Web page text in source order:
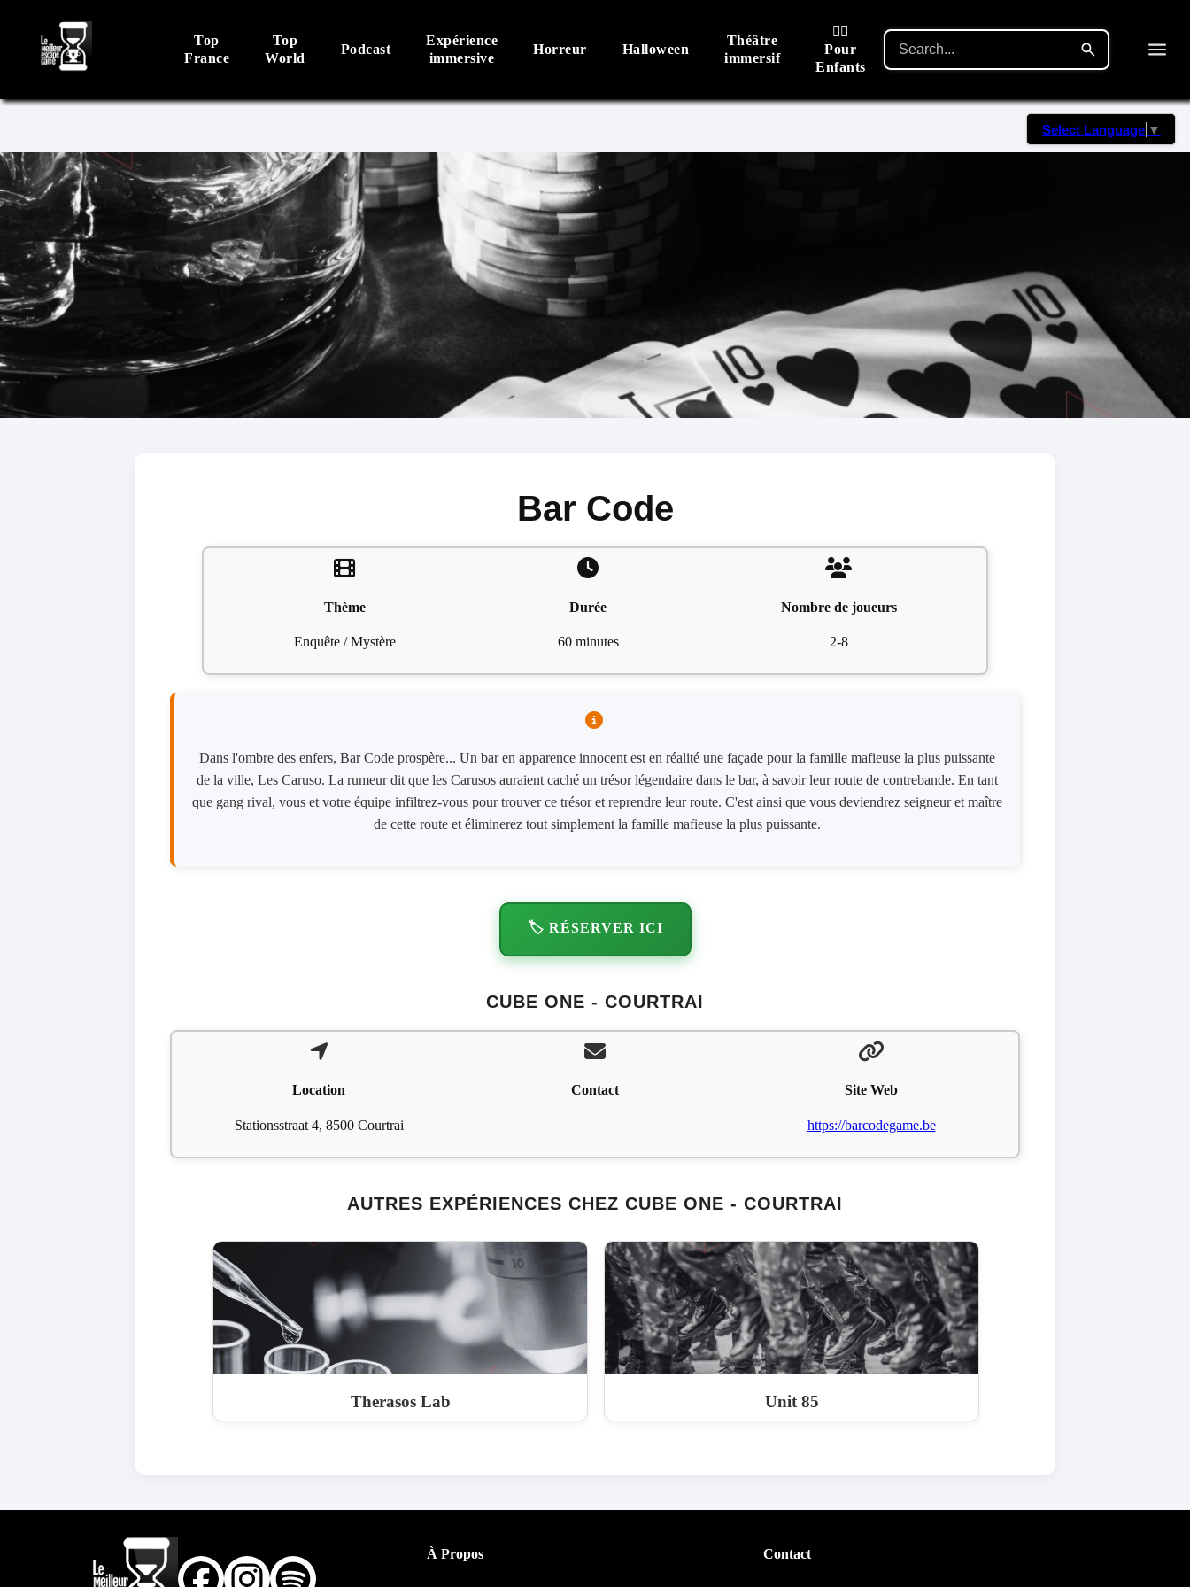
Top
France
Top
World
Podcast
Expérience
immersive
Horreur Halloween
Théâtre
immersif
🙋‍♂️
Pour
Enfants
Select Language ▼
Bar Code
Thème
Enquête / Mystère
Durée
60 minutes
Nombre de joueurs
2-8
Dans l'ombre des enfers, Bar Code prospère... Un bar en apparence innocent est en réalité une façade pour la famille mafieuse la plus puissante
de la ville, Les Caruso. La rumeur dit que les Carusos auraient caché un trésor légendaire dans le bar, à savoir leur route de contrebande. En tant
que gang rival, vous et votre équipe infiltrez-vous pour trouver ce trésor et reprendre leur route. C'est ainsi que vous deviendrez seigneur et maître
de cette route et éliminerez tout simplement la famille mafieuse la plus puissante.
🏷️ RÉSERVER ICI
CUBE ONE - COURTRAI
Location
Stationsstraat 4, 8500 Courtrai
Contact Site Web
https://barcodegame.be
AUTRES EXPÉRIENCES CHEZ CUBE ONE - COURTRAI
Therasos Lab Unit 85
À Propos Contact